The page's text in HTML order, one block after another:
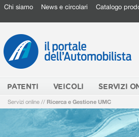
Chi siamo News e circolari Catalogo
PATENTI VEICOLI SERVIZI
Servizi online // Ricerca e Gestione UMC